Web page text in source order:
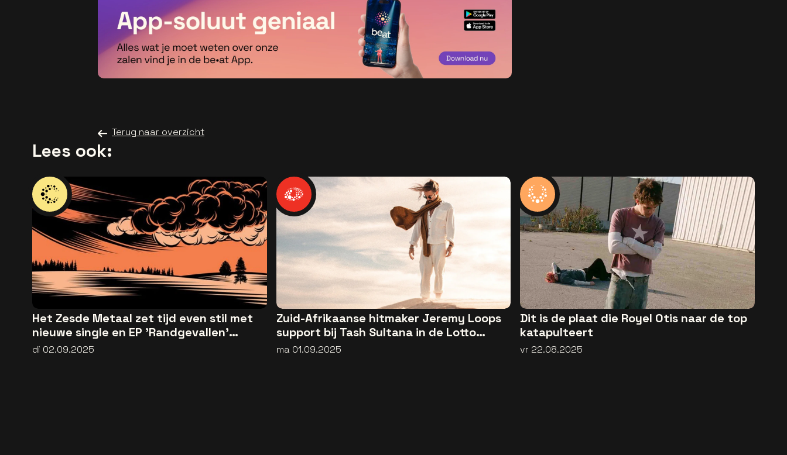
Terug naar overzicht
Lees ook:
Het Zesde Metaal zet tijd even stil met
nieuwe single en EP 'Randgevallen'
[video]
di 02.09.2025
Zuid-Afrikaanse hitmaker Jeremy Loops
support bij Tash Sultana in de Lotto
Arena
ma 01.09.2025
Dit is de plaat die Royel Otis naar de top
katapulteert
vr 22.08.2025